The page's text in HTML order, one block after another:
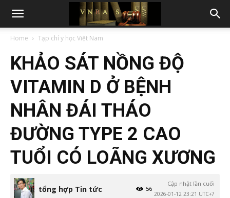
Home Tạp chí y học Việt Nam
KHẢO SÁT NỒNG ĐỘ
VITAMIN D Ở BỆNH
NHÂN ĐÁI THÁO
ĐƯỜNG TYPE 2 CAO
TUỔI CÓ LOÃNG XƯƠNG
tổng hợp Tin tức
Cập nhật lần cuối
2026-01-12 23:21 UTC+7
56